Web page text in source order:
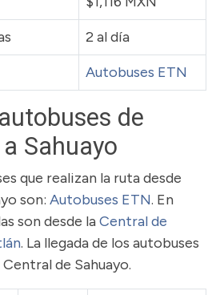
2 al día
Autobuses ETN
de
Sahuayo
que realizan la ruta desde
son: Autobuses ETN. En
son desde laCentral de
. La llegada de los autobuses
de Sahuayo.